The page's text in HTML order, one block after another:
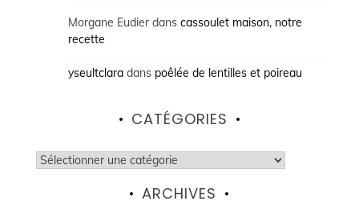
Morgane Eudierdans cassoulet maison, notre
recette
yseultclaradans poêlée de lentilles et poireau
CATÉGORIES
Catégories
ARCHIVES